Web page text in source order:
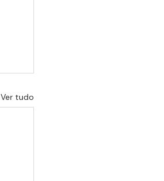
Ver tudo